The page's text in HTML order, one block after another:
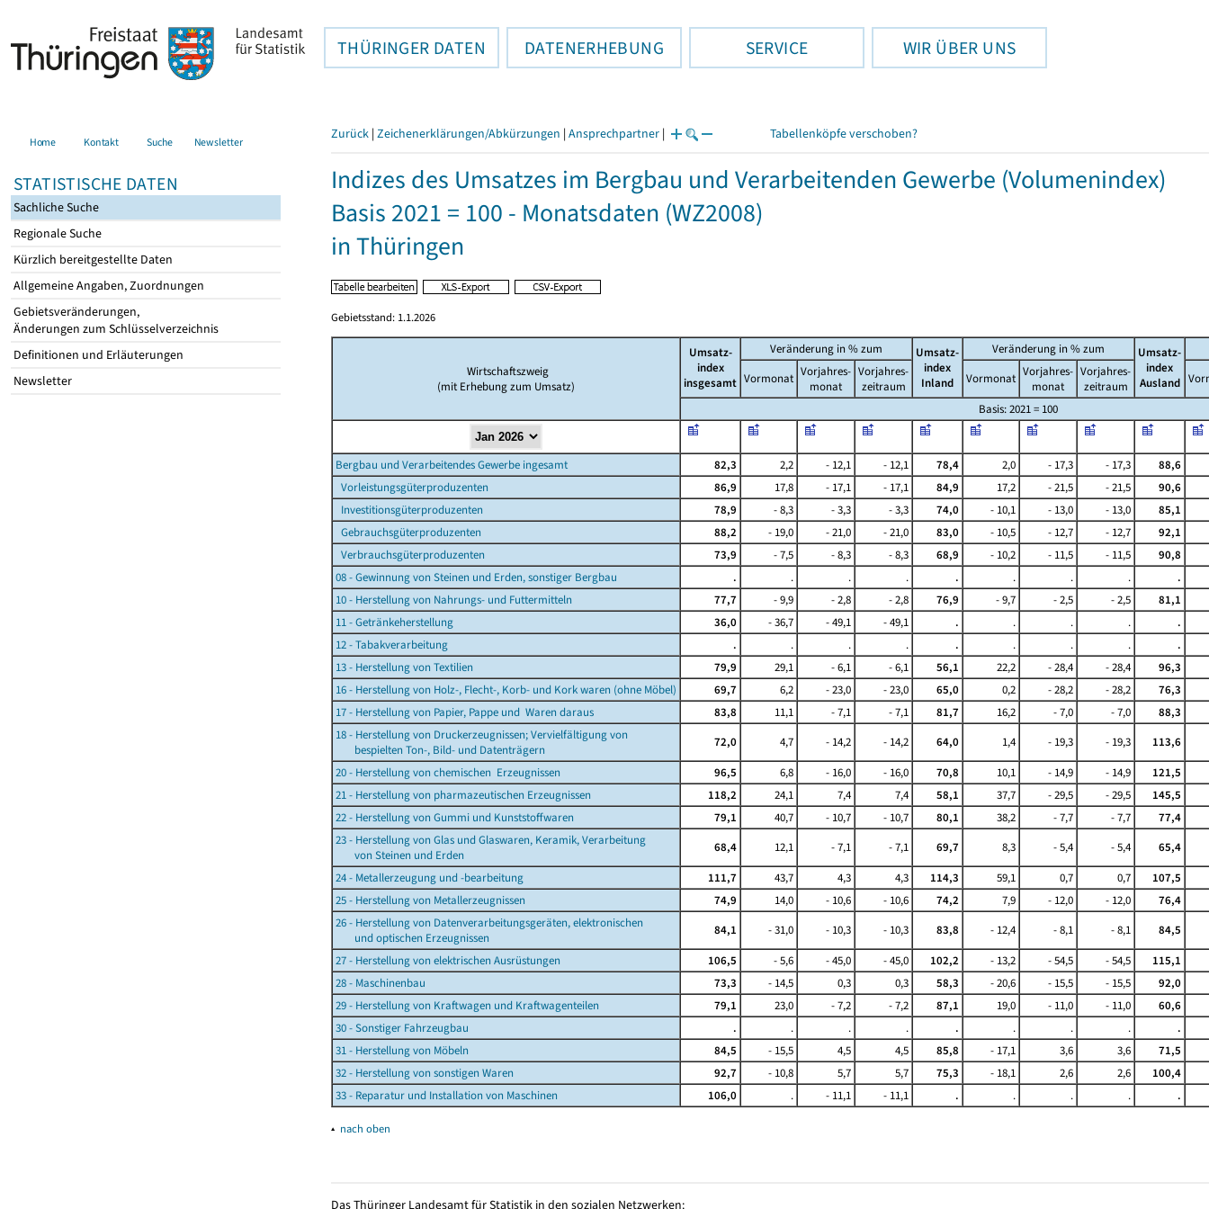
THÜRINGER DATEN DATENERHEBUNG SERVICE WIR ÜBER UNS
Home Kontakt Suche Newsletter
STATISTISCHE DATEN
Sachliche Suche
Regionale Suche
Kürzlich bereitgestellte Daten
Allgemeine Angaben, Zuordnungen
Gebietsveränderungen,
Änderungen zum Schlüsselverzeichnis
Definitionen und Erläuterungen
Newsletter
Zurück | Zeichenerklärungen/Abkürzungen | Ansprechpartner | Tabellenköpfe verschoben?
Indizes des Umsatzes im Bergbau und Verarbeitenden Gewerbe (Volumenindex)
Basis 2021 = 100 - Monatsdaten (WZ2008)
in Thüringen
Gebietsstand: 1.1.2026
Wirtschaftszweig
(mit Erhebung zum Umsatz)
Umsatz-
index
insgesamt
Veränderung in % zum
Umsatz-
index
Inland
Veränderung in % zum
Umsatz-
index
Ausland
Vormonat Vorjahres-
monat
Vorjahres-
zeitraum
Vormonat Vorjahres-
monat
Vorjahres-
zeitraum
Basis: 2021 = 100
Bergbau und Verarbeitendes Gewerbe ingesamt 82,3 2,2 - 12,1 - 12,1 78,4 2,0 - 17,3 - 17,3
88,6
Vorleistungsgüterproduzenten
86,9 17,8 - 17,1 - 17,1 84,9 17,2 - 21,5 - 21,5
90,6
Investitionsgüterproduzenten
78,9 - 8,3 - 3,3 - 3,3 74,0 - 10,1 - 13,0 - 13,0
85,1
Gebrauchsgüterproduzenten
88,2 - 19,0 - 21,0 - 21,0 83,0 - 10,5 - 12,7 - 12,7
92,1
Verbrauchsgüterproduzenten
73,9 - 7,5 - 8,3 - 8,3 68,9 - 10,2 - 11,5 - 11,5
90,8
08 - Gewinnung von Steinen und Erden, sonstiger Bergbau
. . . . . . . .
.
10 - Herstellung von Nahrungs- und Futtermitteln
77,7 - 9,9 - 2,8 - 2,8 76,9 - 9,7 - 2,5 - 2,5
81,1
11 - Getränkeherstellung
36,0 - 36,7 - 49,1 - 49,1 . . . .
.
12 - Tabakverarbeitung
. . . . . . . .
.
13 - Herstellung von Textilien
79,9 29,1 - 6,1 - 6,1 56,1 22,2 - 28,4 - 28,4
96,3
16 - Herstellung von Holz-, Flecht-, Korb- und Kork waren (ohne Möbel)
69,7 6,2 - 23,0 - 23,0 65,0 0,2 - 28,2 - 28,2
76,3
17 - Herstellung von Papier, Pappe und Waren daraus
83,8 11,1 - 7,1 - 7,1 81,7 16,2 - 7,0 - 7,0
88,3
18 - Herstellung von Druckerzeugnissen; Vervielfältigung von
bespielten Ton-, Bild- und Datenträgern
72,0 4,7 - 14,2 - 14,2 64,0 1,4 - 19,3 - 19,3
113,6
20 - Herstellung von chemischen Erzeugnissen
96,5 6,8 - 16,0 - 16,0 70,8 10,1 - 14,9 - 14,9
121,5
21 - Herstellung von pharmazeutischen Erzeugnissen
118,2 24,1 7,4 7,4 58,1 37,7 - 29,5 - 29,5
145,5
22 - Herstellung von Gummi und Kunststoffwaren
79,1 40,7 - 10,7 - 10,7 80,1 38,2 - 7,7 - 7,7
77,4
23 - Herstellung von Glas und Glaswaren, Keramik, Verarbeitung
von Steinen und Erden
68,4 12,1 - 7,1 - 7,1 69,7 8,3 - 5,4 - 5,4
65,4
24 - Metallerzeugung und -bearbeitung
111,7 43,7 4,3 4,3 114,3 59,1 0,7 0,7
107,5
25 - Herstellung von Metallerzeugnissen
74,9 14,0 - 10,6 - 10,6 74,2 7,9 - 12,0 - 12,0
76,4
26 - Herstellung von Datenverarbeitungsgeräten, elektronischen
und optischen Erzeugnissen
84,1 - 31,0 - 10,3 - 10,3 83,8 - 12,4 - 8,1 - 8,1
84,5
27 - Herstellung von elektrischen Ausrüstungen
106,5 - 5,6 - 45,0 - 45,0 102,2 - 13,2 - 54,5 - 54,5
115,1
28 - Maschinenbau
73,3 - 14,5 0,3 0,3 58,3 - 20,6 - 15,5 - 15,5
92,0
29 - Herstellung von Kraftwagen und Kraftwagenteilen
79,1 23,0 - 7,2 - 7,2 87,1 19,0 - 11,0 - 11,0
60,6
30 - Sonstiger Fahrzeugbau
. . . . . . . .
.
31 - Herstellung von Möbeln
84,5 - 15,5 4,5 4,5 85,8 - 17,1 3,6 3,6
71,5
32 - Herstellung von sonstigen Waren
92,7 - 10,8 5,7 5,7 75,3 - 18,1 2,6 2,6
100,4
33 - Reparatur und Installation von Maschinen
106,0 . - 11,1 - 11,1 . . . . .
▴ nach oben
Das Thüringer Landesamt für Statistik in den sozialen Netzwerken: